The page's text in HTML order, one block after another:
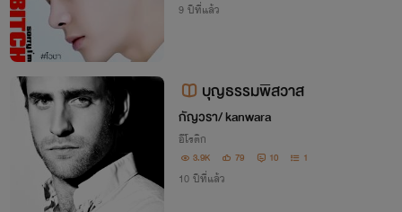
9 ปีที่แล้ว
บุญธรรมพิสวาส
กัญวรา/ kanwara
อีโรติก
3.9K 79 10 1
10 ปีที่แล้ว